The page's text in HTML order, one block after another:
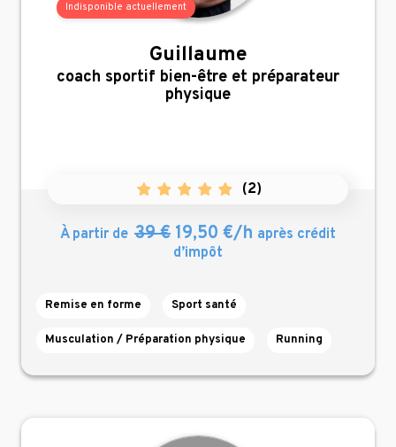
Indisponible actuellement
Guillaume
,
coach sportif bien-être et préparateur
physique
(2)
À partir de 39 € 19,50 €/h après crédit
d’impôt
Remise en forme Sport santé
Musculation / Préparation physique Running